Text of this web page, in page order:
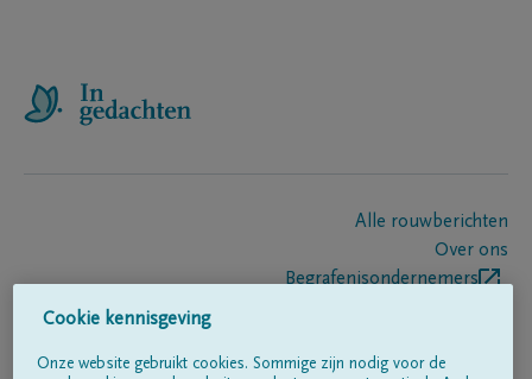
Alle rouwberichten
Over ons
Begrafenisondernemers
Cookie kennisgeving
Onze website gebruikt cookies. Sommige zijn nodig voor de